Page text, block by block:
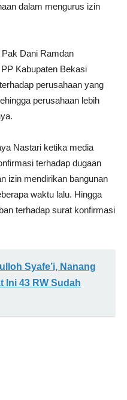
dalam mengurus izin
Dani Ramdan
Kabupaten Bekasi
perusahaan yang
perusahaan lebih
Nastari ketika media
terhadap dugaan
izin mendirikan bangunan
waktu lalu. Hingga
terhadap surat konfirmasi
Syafe’i, Nanang
Ini 43 RW Sudah